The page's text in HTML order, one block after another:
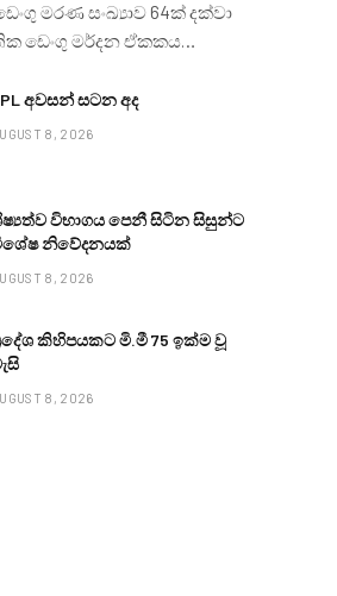
මරණ සංඛ්‍යාව 64ක් දක්වා
ඩෙංගු මර්දන ඒකකය…
අවසන් සටන අද
8, 2026
විභාගය පෙනී සිටින සිසුන්ට
නිවේදනයක්
8, 2026
කිහිපයකට මි.මී 75 ඉක්ම වූ
8, 2026